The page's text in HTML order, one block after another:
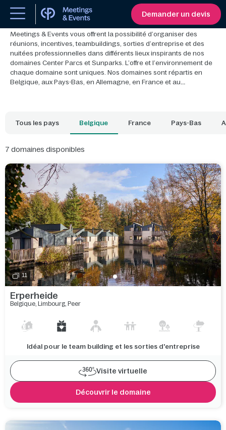
Demander un devis
Découvrez tous nos domaines en Europe
Meetings & Events vous offrent la possibilité d’organiser des
réunions, incentives, teambuildings, sorties d’entreprise et des
nuitées professionnelles dans différents lieux inspirants de nos
domaines Center Parcs et Sunparks. L’offre et l’environnement de
chaque domaine sont uniques. Nos domaines sont répartis en
Belgique, aux Pays-Bas, en Allemagne, en France et au
Tous les pays Belgique France Pays-Bas
7 domaines disponibles
11
Erperheide
Belgique, Limbourg, Peer
Idéal pour le team building et les sorties d'entreprise
Visite virtuelle
Découvrir le domaine